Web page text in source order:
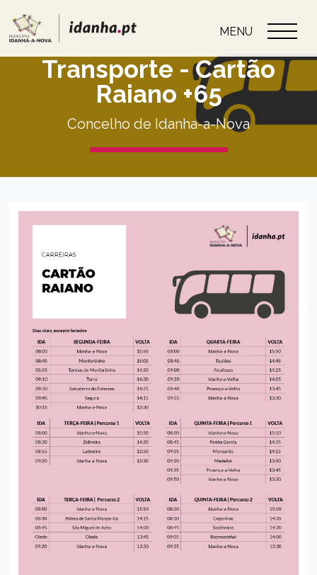
MENU
Transporte - Cartão
Raiano +65
Concelho de Idanha-a-Nova